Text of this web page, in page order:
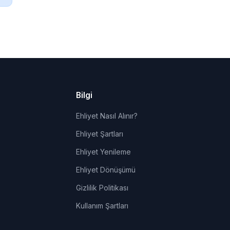
Bilgi
Ehliyet Nasıl Alınır?
Ehliyet Şartları
Ehliyet Yenileme
Ehliyet Dönüşümü
Gizlilik Politikası
Kullanım Şartları